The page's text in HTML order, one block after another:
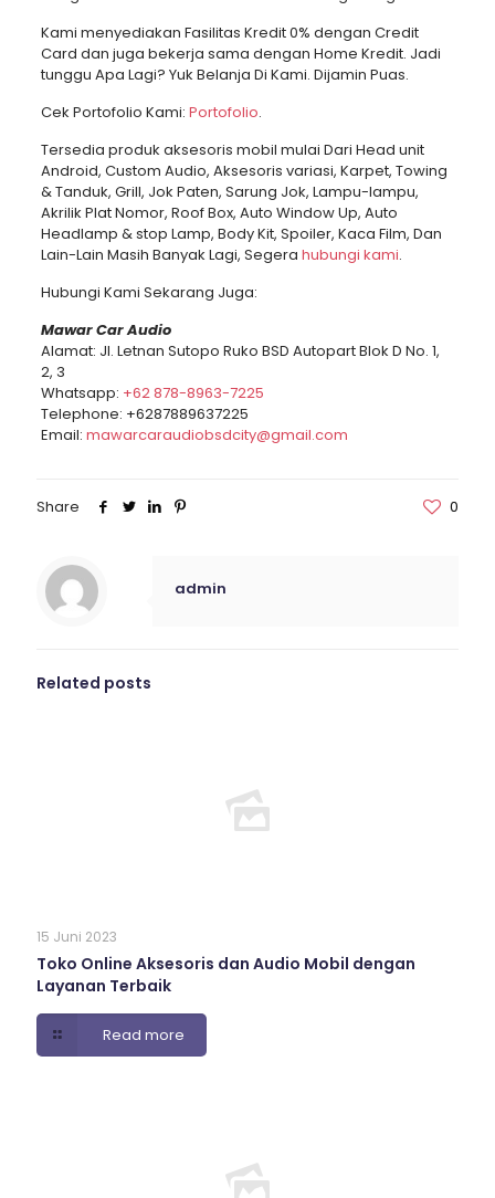
Kami menyediakan Fasilitas Kredit 0% dengan Credit
Card dan juga bekerja sama dengan Home Kredit. Jadi
tunggu Apa Lagi? Yuk Belanja Di Kami. Dijamin Puas.
Cek Portofolio Kami: Portofolio.
Tersedia produk aksesoris mobil mulai Dari Head unit
Android, Custom Audio, Aksesoris variasi, Karpet, Towing
& Tanduk, Grill, Jok Paten, Sarung Jok, Lampu-lampu,
Akrilik Plat Nomor, Roof Box, Auto Window Up, Auto
Headlamp & stop Lamp, Body Kit, Spoiler, Kaca Film, Dan
Lain-Lain Masih Banyak Lagi, Segera hubungi kami.
Hubungi Kami Sekarang Juga:
Mawar Car Audio
Alamat: Jl. Letnan Sutopo Ruko BSD Autopart Blok D No. 1,
2, 3
Whatsapp: +62 878-8963-7225
Telephone: +6287889637225
Email: mawarcaraudiobsdcity@gmail.com
Share 0
admin
Related posts
15 Juni 2023
Toko Online Aksesoris dan Audio Mobil dengan
Layanan Terbaik
Read more